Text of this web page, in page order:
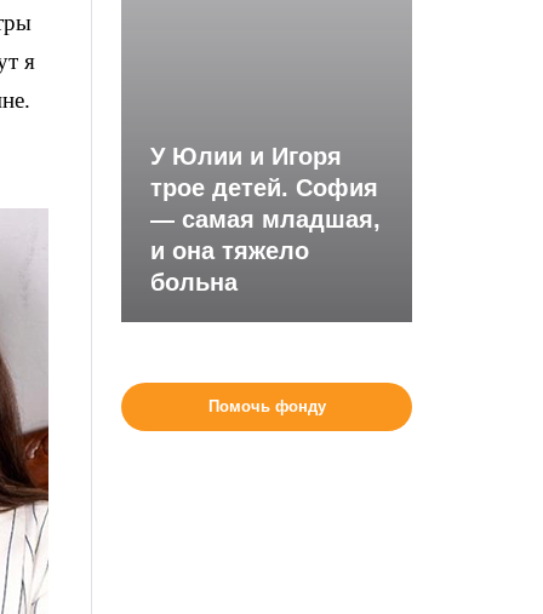
я
У Юлии и Игоря
трое детей. София
— самая младшая,
и она тяжело
больна
Помочь фонду